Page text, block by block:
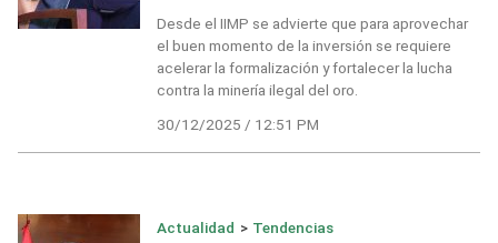
Desde el IIMP se advierte que para aprovechar
el buen momento de la inversión se requiere
acelerar la formalización y fortalecer la lucha
contra la minería ilegal del oro.
30/12/2025 / 12:51 PM
Actualidad > Tendencias